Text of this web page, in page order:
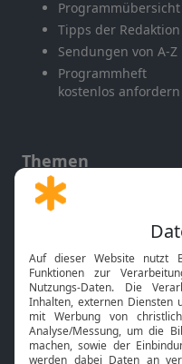
Programmübersicht
Tipps der Redaktion
Sendungen von A-Z
Programmheft
kostenlos anfordern
Themen
Gott und Bibel erklärt
Neuigkeiten